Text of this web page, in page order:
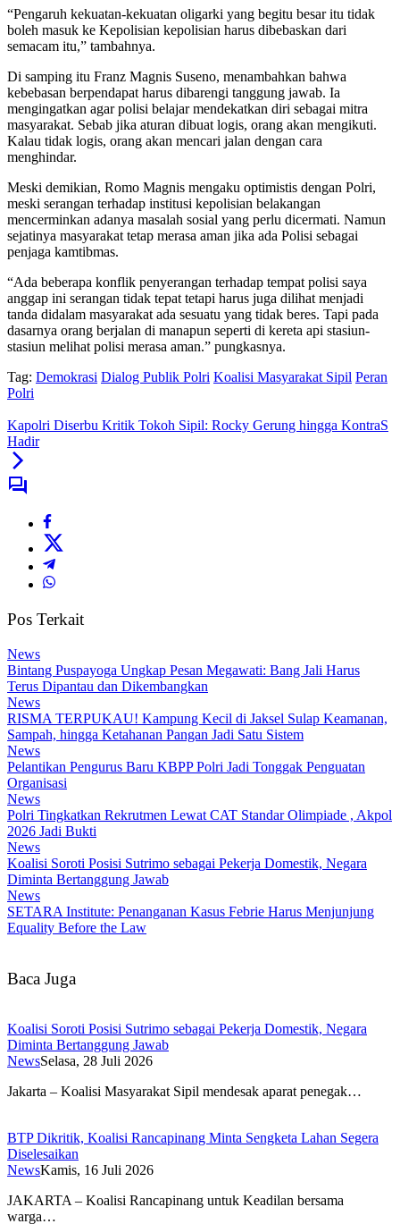
“Pengaruh kekuatan-kekuatan oligarki yang begitu besar itu tidak
boleh masuk ke Kepolisian kepolisian harus dibebaskan dari
semacam itu,” tambahnya.
Di samping itu Franz Magnis Suseno, menambahkan bahwa
kebebasan berpendapat harus dibarengi tanggung jawab. Ia
mengingatkan agar polisi belajar mendekatkan diri sebagai mitra
masyarakat. Sebab jika aturan dibuat logis, orang akan mengikuti.
Kalau tidak logis, orang akan mencari jalan dengan cara
menghindar.
Meski demikian, Romo Magnis mengaku optimistis dengan Polri,
meski serangan terhadap institusi kepolisian belakangan
mencerminkan adanya masalah sosial yang perlu dicermati. Namun
sejatinya masyarakat tetap merasa aman jika ada Polisi sebagai
penjaga kamtibmas.
“Ada beberapa konflik penyerangan terhadap tempat polisi saya
anggap ini serangan tidak tepat tetapi harus juga dilihat menjadi
tanda didalam masyarakat ada sesuatu yang tidak beres. Tapi pada
dasarnya orang berjalan di manapun seperti di kereta api stasiun-
stasiun melihat polisi merasa aman.” pungkasnya.
Tag: Demokrasi Dialog Publik Polri Koalisi Masyarakat Sipil Peran
Polri
Kapolri Diserbu Kritik Tokoh Sipil: Rocky Gerung hingga KontraS
Hadir
Pos Terkait
News
Bintang Puspayoga Ungkap Pesan Megawati: Bang Jali Harus
Terus Dipantau dan Dikembangkan
News
RISMA TERPUKAU! Kampung Kecil di Jaksel Sulap Keamanan,
Sampah, hingga Ketahanan Pangan Jadi Satu Sistem
News
Pelantikan Pengurus Baru KBPP Polri Jadi Tonggak Penguatan
Organisasi
News
Polri Tingkatkan Rekrutmen Lewat CAT Standar Olimpiade , Akpol
2026 Jadi Bukti
News
Koalisi Soroti Posisi Sutrimo sebagai Pekerja Domestik, Negara
Diminta Bertanggung Jawab
News
SETARA Institute: Penanganan Kasus Febrie Harus Menjunjung
Equality Before the Law
Baca Juga
Koalisi Soroti Posisi Sutrimo sebagai Pekerja Domestik, Negara
Diminta Bertanggung Jawab
NewsSelasa, 28 Juli 2026
Jakarta – Koalisi Masyarakat Sipil mendesak aparat penegak…
BTP Dikritik, Koalisi Rancapinang Minta Sengketa Lahan Segera
Diselesaikan
NewsKamis, 16 Juli 2026
JAKARTA – Koalisi Rancapinang untuk Keadilan bersama
warga…